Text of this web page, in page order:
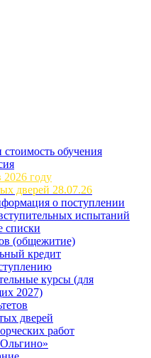
обучения
году
дверей 28.07.26
о поступлении
испытаний
списки
(общежитие)
кредит
курсы (для
2027)
дверей
работ